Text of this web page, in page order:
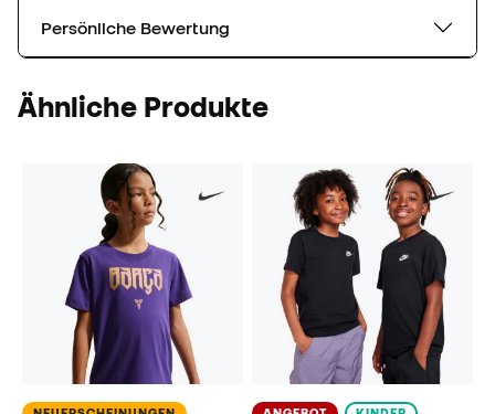
Persönliche Bewertung
Ähnliche Produkte